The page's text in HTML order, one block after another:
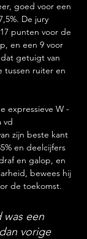
goed voor een
De jury
punten voor de
en een 9 voor
getuigt van
tussen ruiter en
expressieve W -
vd
zijn beste kant
en deelcijfers
en galop, en
bewees hij
de toekomst.
was een
vorige